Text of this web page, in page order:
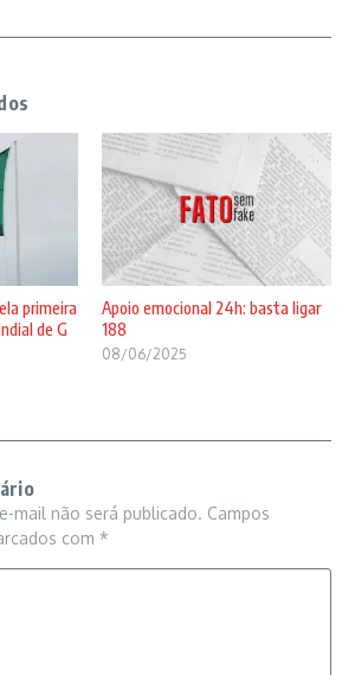
primeira
de G
Apoio emocional 24h: basta ligar
188
08/06/2025
mail não será publicado. Campos
com *